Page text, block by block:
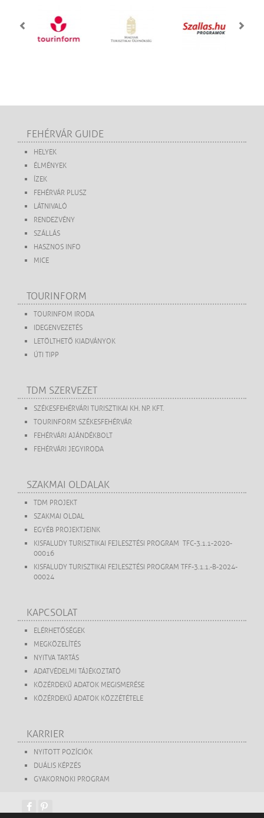
FEHÉRVÁR GUIDE
HELYEK
ÉLMÉNYEK
ÍZEK
FEHÉRVÁR PLUSZ
LÁTNIVALÓ
RENDEZVÉNY
SZÁLLÁS
HASZNOS INFO
MICE
TOURINFORM
TOURINFOM IRODA
IDEGENVEZETÉS
LETÖLTHETŐ KIADVÁNYOK
ÚTI TIPP
TDM SZERVEZET
SZÉKESFEHÉRVÁRI TURISZTIKAI KH. NP. KFT.
TOURINFORM SZÉKESFEHÉRVÁR
FEHÉRVÁRI AJÁNDÉKBOLT
FEHÉRVÁRI JEGYIRODA
SZAKMAI OLDALAK
TDM PROJEKT
SZAKMAI OLDAL
EGYÉB PROJEKTJEINK
KISFALUDY TURISZTIKAI FEJLESZTÉSI PROGRAM TFC-3.1.1-2020-
00016
KISFALUDY TURISZTIKAI FEJLESZTÉSI PROGRAM TFF-3.1.1.-B-2024-
00024
KAPCSOLAT
ELÉRHETŐSÉGEK
MEGKÖZELÍTÉS
NYITVA TARTÁS
ADATVÉDELMI TÁJÉKOZTATÓ
KÖZÉRDEKŰ ADATOK MEGISMERÉSE
KÖZÉRDEKŰ ADATOK KÖZZÉTÉTELE
KARRIER
NYITOTT POZÍCIÓK
DUÁLIS KÉPZÉS
GYAKORNOKI PROGRAM